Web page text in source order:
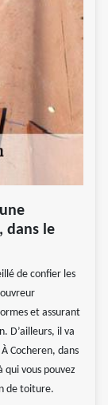
dans le
de confier les
et assurant
D’ailleurs, il va
Cocheren, dans
qui vous pouvez
de toiture.